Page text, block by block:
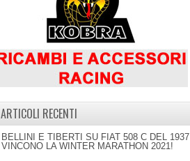
ARTICOLI RECENTI
BELLINI E TIBERTI SU FIAT 508 C DEL 1937
VINCONO LA WINTER MARATHON 2021!